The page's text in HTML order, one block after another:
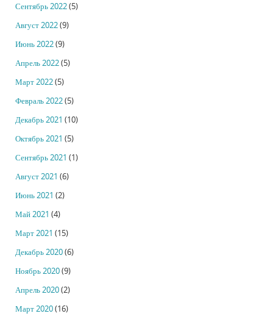
Сентябрь 2022(5)
Август 2022(9)
Июнь 2022(9)
Апрель 2022(5)
Март 2022(5)
Февраль 2022(5)
Декабрь 2021 (10)
Октябрь 2021 (5)
Сентябрь 2021 (1)
Август 2021 (6)
Июнь 2021 (2)
Май 2021 (4)
Март 2021 (15)
Декабрь 2020(6)
Ноябрь 2020(9)
Апрель 2020(2)
Март 2020(16)